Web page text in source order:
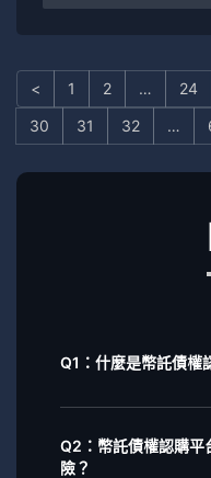
< 1 2 … 24
30
31 32 …
Q1：什麼是幣託債
Q2：幣託債權認購平
險？